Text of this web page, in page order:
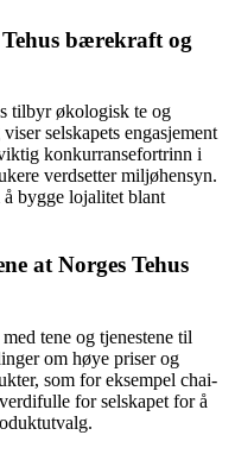
bærekraft og
tilbyr økologisk te og
selskapets engasjement
konkurransefortrinn i
verdsetter miljøhensyn.
bygge lojalitet blant
at Norges Tehus
tene og tjenestene til
om høye priser og
som for eksempel chai-
for selskapet for å